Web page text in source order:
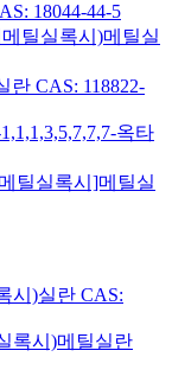
18044-44-5
틸실록시)메틸실
CAS: 118822-
옥타
틸실록시]메틸실
시)실란 CAS:
록시)메틸실란